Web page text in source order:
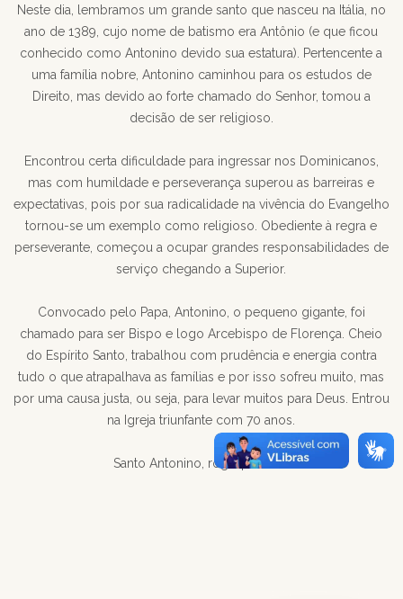
Neste dia, lembramos um grande santo que nasceu na Itália, no
ano de 1389, cujo nome de batismo era Antônio (e que ficou
conhecido como Antonino devido sua estatura). Pertencente a
uma família nobre, Antonino caminhou para os estudos de
Direito, mas devido ao forte chamado do Senhor, tomou a
decisão de ser religioso.
Encontrou certa dificuldade para ingressar nos Dominicanos,
mas com humildade e perseverança superou as barreiras e
expectativas, pois por sua radicalidade na vivência do Evangelho
tornou-se um exemplo como religioso. Obediente à regra e
perseverante, começou a ocupar grandes responsabilidades de
serviço chegando a Superior.
Convocado pelo Papa, Antonino, o pequeno gigante, foi
chamado para ser Bispo e logo Arcebispo de Florença. Cheio
do Espírito Santo, trabalhou com prudência e energia contra
tudo o que atrapalhava as famílias e por isso sofreu muito, mas
por uma causa justa, ou seja, para levar muitos para Deus. Entrou
na Igreja triunfante com 70 anos.
Santo Antonino, rogai por nós!